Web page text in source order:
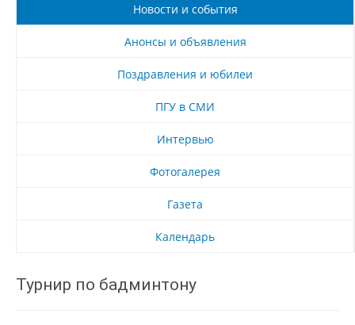
Новости и события
Анонсы и объявления
Поздравления и юбилеи
ПГУ в СМИ
Интервью
Фотогалерея
Газета
Календарь
Турнир по бадминтону